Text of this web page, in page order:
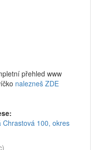
přehled www
nalezneš ZDE
100, okres